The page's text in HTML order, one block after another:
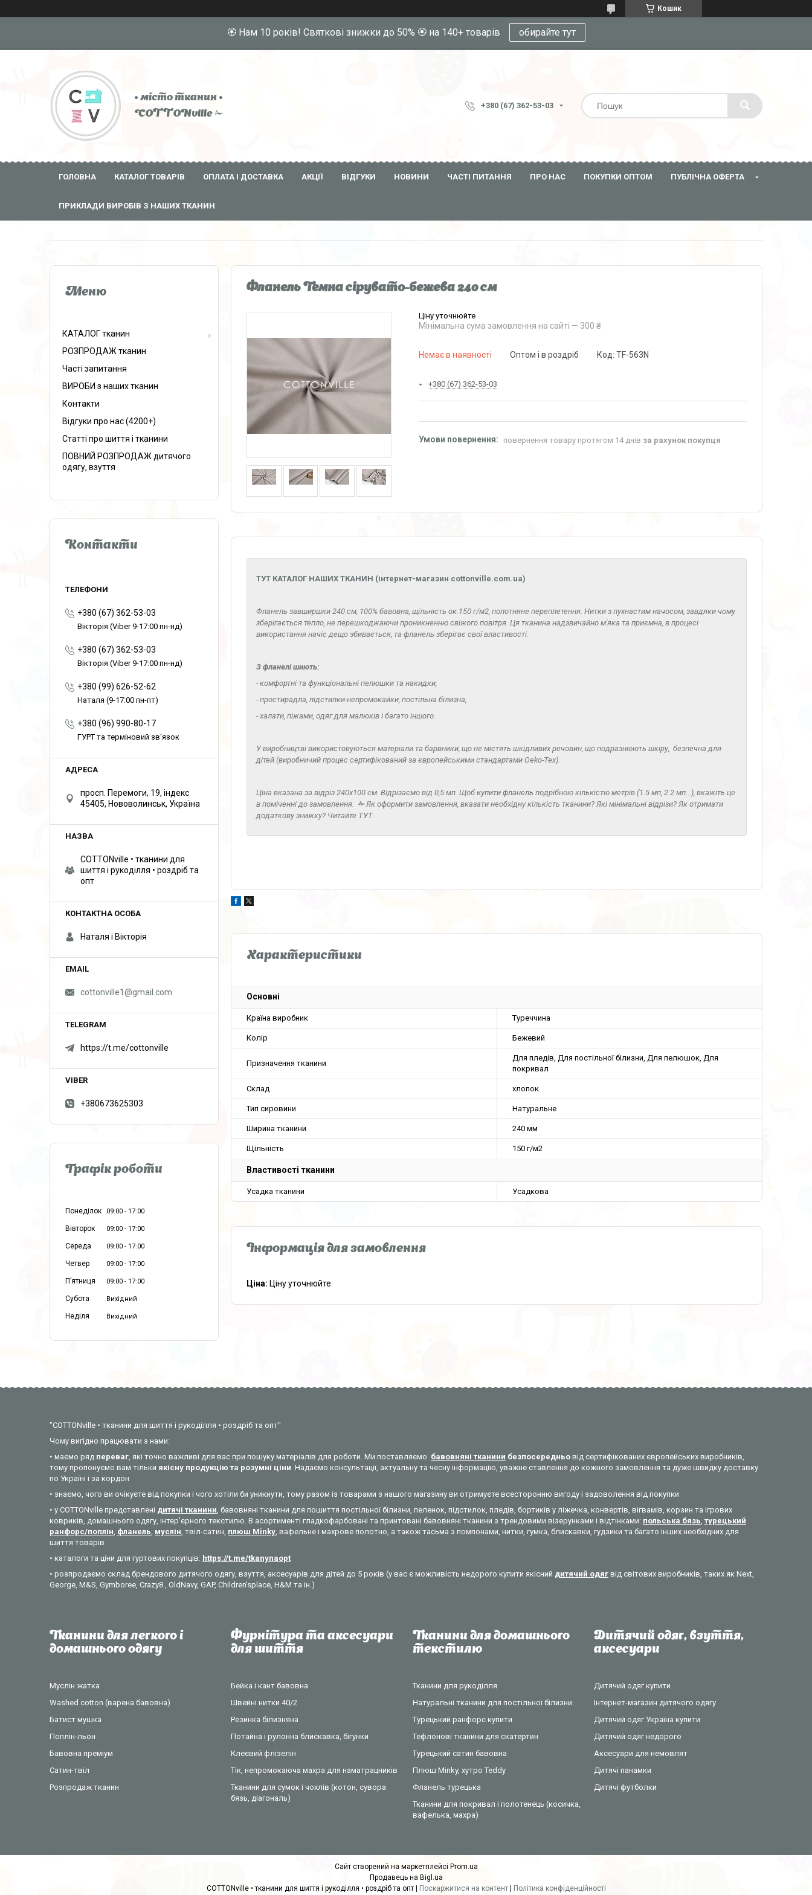
Кошик
🏵️ Нам 10 років! Святкові знижки до 50% 🏵️ на 140+ товарів обирайте тут
• місто тканин •
COTTONville ✁
+380 (67) 362-53-03
ГОЛОВНА КАТАЛОГ ТОВАРІВ ОПЛАТА І ДОСТАВКА АКЦІЇ ВІДГУКИ НОВИНИ ЧАСТІ ПИТАННЯ ПРО НАС ПОКУПКИ ОПТОМ ПУБЛІЧНА ОФЕРТА
ПРИКЛАДИ ВИРОБІВ З НАШИХ ТКАНИН
Фланель Темна сірувато-бежева 240 см
Ціну уточнюйте
Мінімальна сума замовлення на сайті — 300 ₴
Немає в наявності Оптом і в роздріб Код: TF-563N
+380 (67) 362-53-03
повернення товару протягом 14 днів за рахунок покупця
ТУТ КАТАЛОГ НАШИХ ТКАНИН (інтернет-магазин cottonville.com.ua)
Фланель завширшки 240 см, 100% бавовна, щільність ок.150 г/м2, полотняне переплетення. Нитки з пухнастим начосом, завдяки чому
зберігається тепло, не перешкоджаючи проникненню свіжого повітря. Ця тканина надзвичайно м'яка та приємна, в процесі
використання начіс дещо збивається, та фланель зберігає свої властивості.
З фланелі шиють:
- комфортні та функціональні пелюшки та накидки,
- простирадла, підстилки-непромокайки, постільна білизна,
- халати, піжами, одяг для малюків і багато іншого.
У виробництві використовуються матеріали та барвники, що не містять шкідливих речовин, що подразнюють шкіру, безпечна для
дітей (виробничий процес сертифікований за європейськими стандартами Oeko-Tex).
Ціна вказана за відріз 240х100 см. Відрізаємо від 0,5 мп. Щоб купити фланель подрібною кількістю метрів (1.5 мп, 2.2 мп...), вкажіть це
в поміченні до замовлення. ✁Як оформити замовлення, вказати необхідну кількість тканини? Які мінімальні відрізи? Як отримати
додаткову знижку? Читайте ТУТ.
Характеристики
Основні
Країна виробник Туреччина
Колір Бежевий
Призначення тканини
Для пледів, Для постільної білизни, Для пелюшок, Для
покривал
Склад хлопок
Тип сировини Натуральне
Ширина тканини 240 мм
Щільність 150 г/м2
Властивості тканини
Усадка тканини Усадкова
Інформація для замовлення
Ціна: Ціну уточнюйте
КАТАЛОГ тканин
РОЗПРОДАЖ тканин
Часті запитання
ВИРОБИ з наших тканин
Контакти
Відгуки про нас (4200+)
Статті про шиття і тканини
ПОВНИЙ РОЗПРОДАЖ дитячого
одягу, взуття
Контакти
+380 (67) 362-53-03
Вікторія (Viber 9-17:00 пн-нд)
+380 (67) 362-53-03
Вікторія (Viber 9-17:00 пн-нд)
+380 (99) 626-52-62
Наталя (9-17:00 пн-пт)
+380 (96) 990-80-17
ГУРТ та терміновий зв'язок
просп. Перемоги, 19, індекс
45405, Нововолинськ, Україна
COTTONville • тканини для
шиття і рукоділля • роздріб та
опт
Наталя і Вікторія
cottonville1@gmail.com
https://t.me/cottonville
+380673625303
Графік роботи
Понеділок 09:00 17:00
Вівторок 09:00 17:00
Середа 09:00 17:00
Четвер 09:00 17:00
Пʼятниця 09:00 17:00
Субота Вихідний
Неділя Вихідний
"COTTONville • тканини для шиття і рукоділля • роздріб та опт"
Чому вигідно працювати з нами:
• маємо ряд переваг, які точно важливі для вас при пошуку матеріалів для роботи. Ми поставляємо бавовняні тканини безпосередньо від сертифікованих європейських виробників,
тому пропонуємо вам тільки якісну продукцію та розумні ціни. Надаємо консультації, актуальну та чесну інформацію, уважне ставлення до кожного замовлення та дуже швидку доставку
по Україні і за кордон
• знаємо, чого ви очікуєте від покупки і чого хотіли би уникнути, тому разом із товарами з нашого магазину ви отримуєте всесторонню вигоду і задоволення від покупки
• у COTTONville представлені дитячі тканини, бавовняні тканини для пошиття постільної білизни, пеленок, підстилок, пледів, бортиків у ліжечка, конвертів, вігвамів, корзин та ігрових
ковриків, домашнього одягу, інтер'єрного текстилю. В асортименті гладкофарбовані та принтовані бавовняні тканини з трендовими візерунками і відтінками: польська бязь,турецький
ранфорс/поплін, фланель, муслін, твіл-сатин, плюш Minky, вафельне і махрове полотно, а також тасьма з помпонами, нитки, гумка, блискавки, гудзики та багато інших необхідних для
шиття товарів
• каталоги та ціни для гуртових покупців: https://t.me/tkanynaopt
• розпродаємо склад брендового дитячого одягу, взуття, аксесуарів для дітей до 5 років (у вас є можливість недорого купити якісний дитячий одяг від світових виробників, таких як Next,
George, M&S, Gymboree, Crazy8 , OldNavy, GAP, Children'splace, H&M та ін.)
Тканини для легкого і
домашнього одягу
Муслін жатка
Washed cotton (варена бавовна)
Батист мушка
Поплін-льон
Бавовна преміум
Сатин-твіл
Розпродаж тканин
Фурнітура та аксесуари
для шиття
Бейка і кант бавовна
Швейні нитки 40/2
Резинка білизняна
Потайна і рулонна блискавка, бігунки
Клеєвий флізелін
Тік, непромокаюча махра для наматрацників
Тканини для сумок і чохлів (котон, сувора
бязь, діагональ)
Тканини для домашнього
текстилю
Тканини для рукоділля
Натуральні тканини для постільної білизни
Турецький ранфорс купити
Тефлонові тканини для скатертин
Турецький сатин бавовна
Плюш Minky, хутро Teddy
Фланель турецька
Тканини для покривал і полотенець (косичка,
вафелька, махра)
Дитячий одяг, взуття,
аксесуари
Дитячий одяг купити
Інтернет-магазин дитячого одягу
Дитячий одяг Україна купити
Дитячий одяг недорого
Аксесуари для немовлят
Дитячі панамки
Дитячі футболки
Сайт створений на маркетплейсі Prom.ua
Продавець на Bigl.ua
Поскаржитися на контент Політика конфіденційності